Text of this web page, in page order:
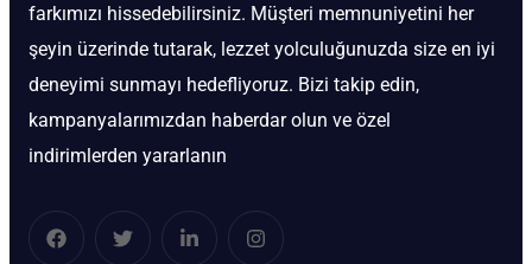
farkımızı hissedebilirsiniz. Müşteri memnuniyetini her
şeyin üzerinde tutarak, lezzet yolculuğunuzda size en iyi
deneyimi sunmayı hedefliyoruz. Bizi takip edin,
kampanyalarımızdan haberdar olun ve özel
indirimlerden yararlanın